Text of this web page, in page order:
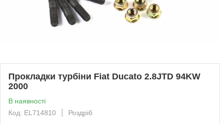
Прокладки турбіни Fiat Ducato 2.8JTD 94KW
2000
В наявності
Код: EL714810
Роздріб